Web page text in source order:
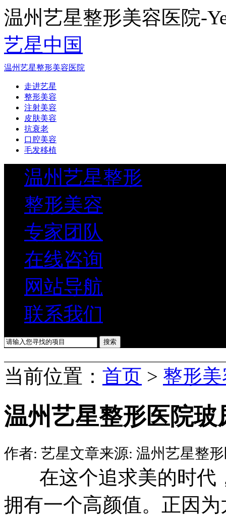
温州艺星整形美容医院-
艺星中国
温州艺星整形美容医院
走进艺星
整形美容
注射美容
皮肤美容
抗衰老
口腔美容
毛发移植
温州艺星整形
整形美容
专家团队
在线咨询
网站导航
联系我们
当前位置： 首页 > 整形
温州艺星整形医院
作者: 艺星文章来源: 温州艺星整
在这个追求美的时代
拥有一个高颜值。正因